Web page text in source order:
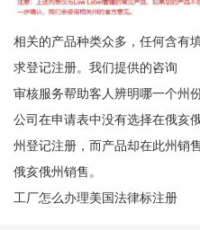
相关的产品种类众多，任何含有
求登记注册。我们提供的咨询
审核服务帮助客人辨明哪一个州
公司在申请表中没有选择在俄亥
州登记注册，而产品却在此州销
俄亥俄州销售。
工厂怎么办理美国法律标注册